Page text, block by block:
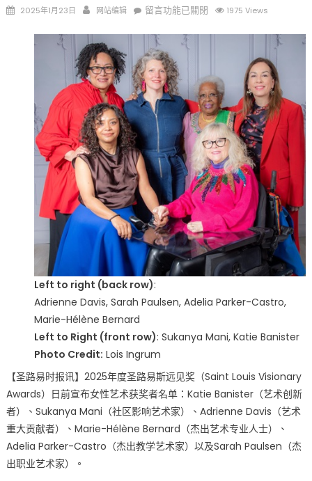
Posted
2025年1月23日 Author
网站编辑
在
度
圣
路
易
女
性
艺
术
家
远
见
奖
揭
晓
致
女
性
艺
术
力
量
的
璀
留言功能已關閉 1975 Views
Left to right (back row):
Adrienne Davis, Sarah Paulsen, Adelia Parker-Castro,
Marie-Hélène Bernard
Left to Right (front row): Sukanya Mani, Katie Banister
Photo Credit: Lois Ingrum
【圣路易时报讯】2025年度圣路易斯远见奖（Saint Louis Visionary
Awards）日前宣布女性艺术获奖者名单：Katie Banister（艺术创新
者）、Sukanya Mani（社区影响艺术家）、Adrienne Davis（艺术
重大贡献者）、Marie-Hélène Bernard（杰出艺术专业人士）、
Adelia Parker-Castro（杰出教学艺术家）以及Sarah Paulsen（杰
出职业艺术家）。